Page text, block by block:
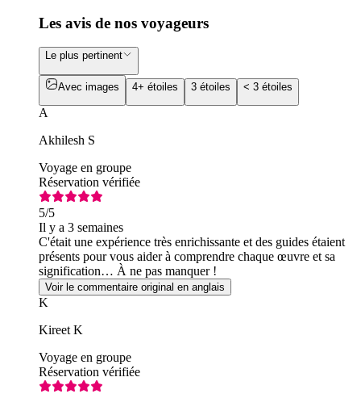
Les avis de nos voyageurs
Le plus pertinent
Avec images 4+ étoiles 3 étoiles < 3 étoiles
A
Akhilesh S
Voyage en groupe
Réservation vérifiée
5/5
Il y a 3 semaines
C'était une expérience très enrichissante et des guides étaient
présents pour vous aider à comprendre chaque œuvre et sa
signification… À ne pas manquer !
Voir le commentaire original en anglais
K
Kireet K
Voyage en groupe
Réservation vérifiée